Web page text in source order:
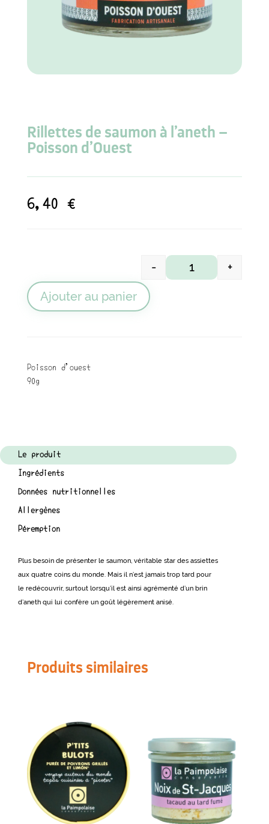
Rillettes de saumon à l’aneth –
Poisson d’Ouest
6,40 €
quantité de
- +
Ajouter au panier
Poisson d'ouest
90g
Le produit
Ingrédients
Données nutritionnelles
Allergènes
Péremption
Plus besoin de présenter le saumon, véritable star des assiettes
aux quatre coins du monde. Mais il n’est jamais trop tard pour
le redécouvrir, surtout lorsqu’il est ainsi agrémenté d’un brin
d’aneth qui lui confère un goût légèrement anisé.
Produits similaires